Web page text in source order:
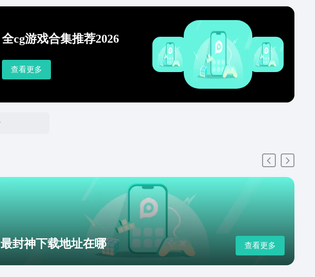
全cg游戏合集推荐2026
查看更多
最封神下载地址在哪 查看更多